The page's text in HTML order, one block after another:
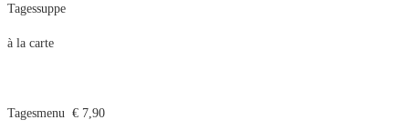
Tagessuppe
à la carte
Tagesmenu € 7,90